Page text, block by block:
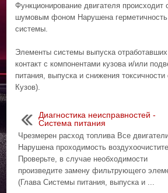
Функционирование двигателя
шумовым фоном Нарушена герметичность
системы.
Элементы системы выпуска отработавших
контакт с компонентами кузова и/или
питания, выпуска и снижения токсичности
Кузов).
Диагностика неисправностей -
Система питания
Чрезмерен расход топлива Все
Нарушена проходимость
Проверьте, в случае необходимости
произведите замену фильтрующего
(Глава Системы питания, выпуска и ...